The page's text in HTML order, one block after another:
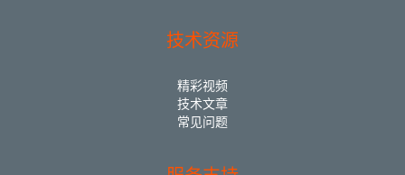
技术资源
精彩视频
技术文章
常见问题